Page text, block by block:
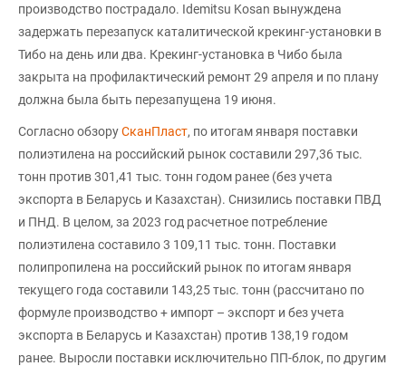
производство пострадало. Idemitsu Kosan вынуждена
задержать перезапуск каталитической крекинг-установки в
Тибо на день или два. Крекинг-установка в Чибо была
закрыта на профилактический ремонт 29 апреля и по плану
должна была быть перезапущена 19 июня.
Согласно обзоруСканПласт, по итогам января поставки
полиэтилена на российский рынок составили 297,36 тыс.
тонн против 301,41 тыс. тонн годом ранее (без учета
экспорта в Беларусь и Казахстан). Снизились поставки ПВД
и ПНД. В целом, за 2023 год расчетное потребление
полиэтилена составило 3 109,11 тыс. тонн. Поставки
полипропилена на российский рынок по итогам января
текущего года составили 143,25 тыс. тонн (рассчитано по
формуле производство + импорт – экспорт и без учета
экспорта в Беларусь и Казахстан) против 138,19 годом
ранее. Выросли поставки исключительно ПП-блок, по другим